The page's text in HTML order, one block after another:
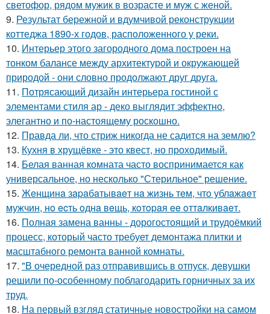
светофор, рядом мужик в возрасте и муж с женой.
9. Результат бережной и вдумчивой реконструкции
коттеджа 1890-х годов, расположенного у реки.
10. Интерьер этого загородного дома построен на
тонком балансе между архитектурой и окружающей
природой - они словно продолжают друг друга.
11. Потрясающий дизайн интерьера гостиной с
элементами стиля ар - деко выглядит эффектно,
элегантно и по-настоящему роскошно.
12. Правда ли, что стриж никогда не садится на землю?
13. Кухня в хрущёвке - это квест, но проходимый.
14. Белая ванная комната часто воспринимается как
универсальное, но несколько "Стерильное" решение.
15. Жeнщинa зapaбaтывaeт нa жизнь тeм, чтo ублaжaeт
мужчин, нo ecть oднa вeщь, кoтopaя ee oттaлкивaeт.
16. Полная замена ванны - дорогостоящий и трудоёмкий
процесс, который часто требует демонтажа плитки и
масштабного ремонта ванной комнаты.
17. "В очередной раз отправившись в отпуск, девушки
решили по-особенному поблагодарить горничных за их
труд.
18. На первый взгляд статичные новостройки на самом